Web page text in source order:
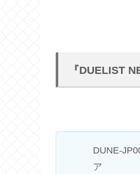
『DUELIST
DUNE-
ア